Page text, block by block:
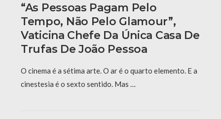
“As Pessoas Pagam Pelo
Tempo, Não Pelo Glamour”,
Vaticina Chefe Da Única Casa De
Trufas De João Pessoa
O cinema é a sétima arte. O ar é o quarto elemento. E a
cinestesia é o sexto sentido. Mas …